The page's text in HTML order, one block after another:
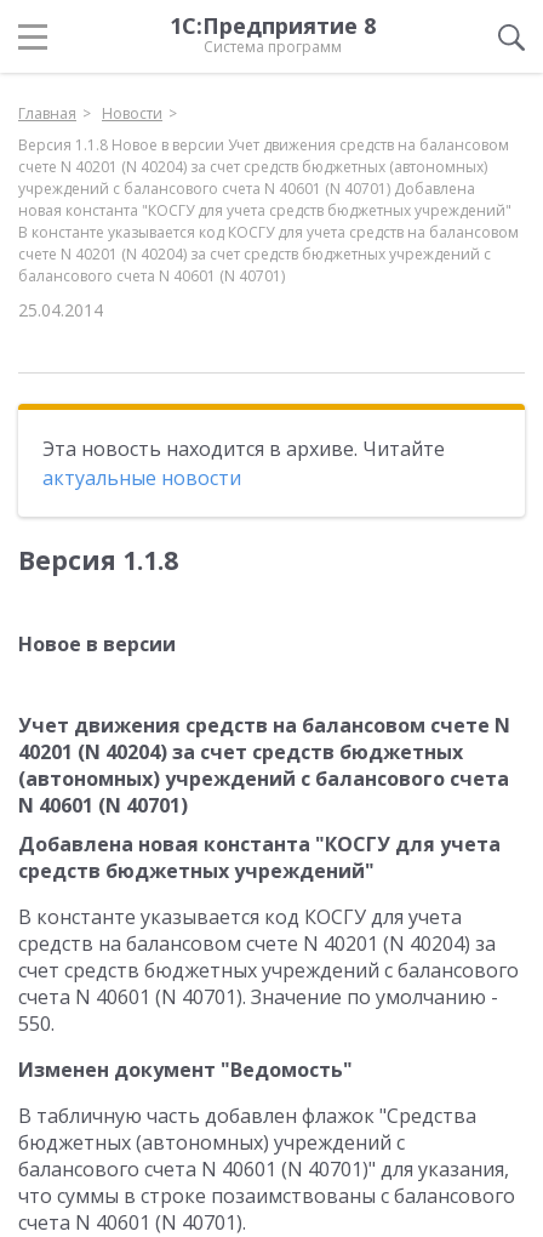
1С:Предприятие 8
Система программ
Главная
Новости
Версия 1.1.8 Новое в версии Учет движения средств на балансовом
счете N 40201 (N 40204) за счет средств бюджетных (автономных)
учреждений с балансового счета N 40601 (N 40701) Добавлена
новая константа "КОСГУ для учета средств бюджетных учреждений"
В константе указывается код КОСГУ для учета средств на балансовом
счете N 40201 (N 40204) за счет средств бюджетных учреждений с
балансового счета N 40601 (N 40701)
25.04.2014
Эта новость находится в архиве. Читайте
актуальные новости
Версия 1.1.8
Новое в версии
Учет движения средств на балансовом счете N
40201 (N 40204) за счет средств бюджетных
(автономных) учреждений с балансового счета
N 40601 (N 40701)
Добавлена новая константа "КОСГУ для учета
средств бюджетных учреждений"
В константе указывается код КОСГУ для учета
средств на балансовом счете N 40201 (N 40204) за
счет средств бюджетных учреждений с балансового
счета N 40601 (N 40701). Значение по умолчанию -
550.
Изменен документ "Ведомость"
В табличную часть добавлен флажок "Средства
бюджетных (автономных) учреждений с
балансового счета N 40601 (N 40701)" для указания,
что суммы в строке позаимствованы с балансового
счета N 40601 (N 40701).